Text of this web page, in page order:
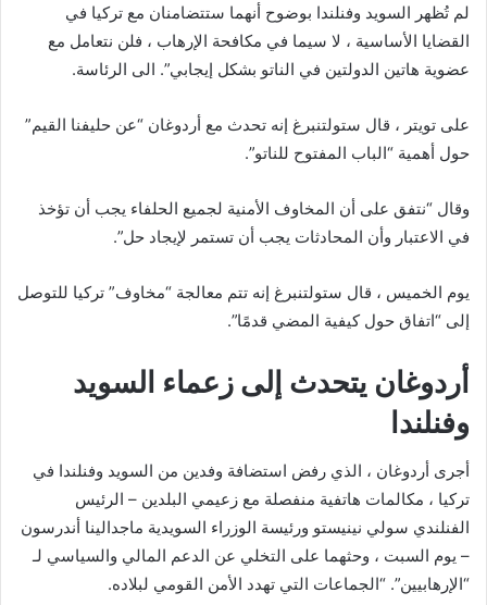
ا
ل
ق
ئ
م
لم تُظهر السويد وفنلندا بوضوح أنهما ستتضامنان مع تركيا في
القضايا الأساسية ، لا سيما في مكافحة الإرهاب ، فلن نتعامل مع
عضوية هاتين الدولتين في الناتو بشكل إيجابي”. الى الرئاسة.
على تويتر ، قال ستولتنبرغ إنه تحدث مع أردوغان “عن حليفنا القيم”
حول أهمية “الباب المفتوح للناتو”.
وقال “نتفق على أن المخاوف الأمنية لجميع الحلفاء يجب أن تؤخذ
في الاعتبار وأن المحادثات يجب أن تستمر لإيجاد حل”.
يوم الخميس ، قال ستولتنبرغ إنه تتم معالجة “مخاوف” تركيا للتوصل
إلى “اتفاق حول كيفية المضي قدمًا”.
أردوغان يتحدث إلى زعماء السويد
وفنلندا
أجرى أردوغان ، الذي رفض استضافة وفدين من السويد وفنلندا في
تركيا ، مكالمات هاتفية منفصلة مع زعيمي البلدين – الرئيس
الفنلندي سولي نينيستو ورئيسة الوزراء السويدية ماجدالينا أندرسون
– يوم السبت ، وحثهما على التخلي عن الدعم المالي والسياسي لـ
“الإرهابيين”. “الجماعات التي تهدد الأمن القومي لبلاده.